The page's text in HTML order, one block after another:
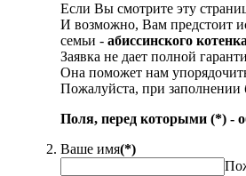
Если Вы смотрите эту
И возможно, Вам предстоит
семьи - абиссинского котенка
Заявка не дает полной
Она поможет нам
Пожалуйста, при заполнении
Поля, перед которыми (*) -
Ваше имя(*)